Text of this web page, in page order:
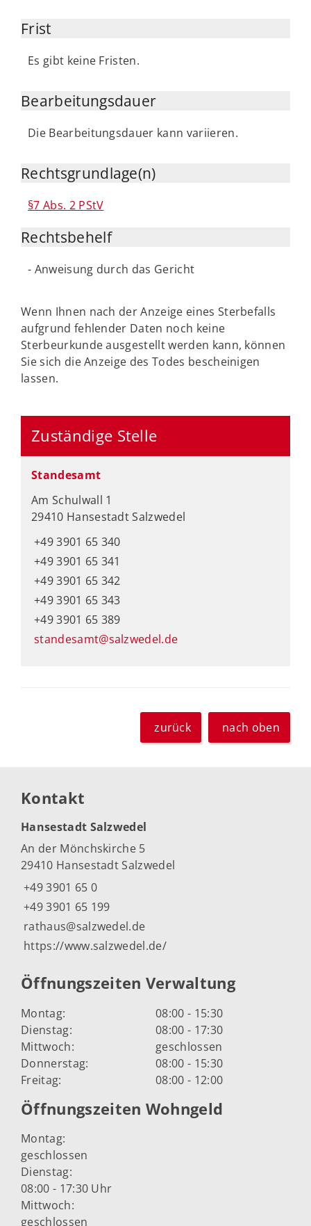
Frist
Es gibt keine Fristen.
Bearbeitungsdauer
Die Bearbeitungsdauer kann variieren.
Rechtsgrundlage(n)
§7 Abs. 2 PStV
Rechtsbehelf
- Anweisung durch das Gericht
Wenn Ihnen nach der Anzeige eines Sterbefalls
aufgrund fehlender Daten noch keine
Sterbeurkunde ausgestellt werden kann, können
Sie sich die Anzeige des Todes bescheinigen
lassen.
Zuständige Stelle
Standesamt
Am Schulwall 1
29410 Hansestadt Salzwedel
+49 3901 65 340
+49 3901 65 341
+49 3901 65 342
+49 3901 65 343
+49 3901 65 389
standesamt@salzwedel.de
zurück nach oben
Kontakt
Hansestadt Salzwedel
An der Mönchskirche 5
29410 Hansestadt Salzwedel
+49 3901 65 0
+49 3901 65 199
rathaus@salzwedel.de
https://www.salzwedel.de/
Öffnungszeiten Verwaltung
Montag:
08:00 - 15:30
Dienstag:
08:00 - 17:30
Mittwoch:
geschlossen
Donnerstag:
08:00 - 15:30
Freitag:
08:00 - 12:00
Öffnungszeiten Wohngeld
Montag:
geschlossen
Dienstag:
08:00 - 17:30 Uhr
Mittwoch:
geschlossen